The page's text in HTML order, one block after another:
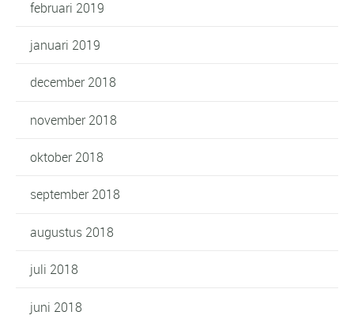
februari 2019
januari 2019
december 2018
november 2018
oktober 2018
september 2018
augustus 2018
juli 2018
juni 2018